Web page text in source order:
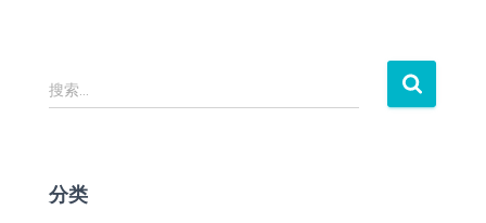
搜
索
搜索…
分类